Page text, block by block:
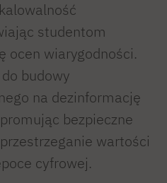
studentom
ocen wiarygodności.
budowy
na dezinformację
bezpieczne
wartości
cyfrowej.